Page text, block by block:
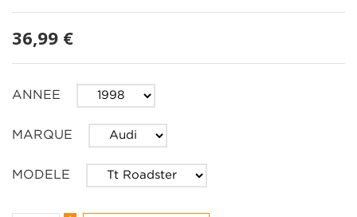
36,99 €
ANNEE
MARQUE
MODELE